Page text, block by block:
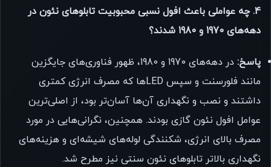
4. چه عواملی باعث افول نسبی محبوبیت تابلوهای نئون در
دهه‌های 1970 و 1980 شدند؟
پاسخ:
در دهه‌های 1970 و 1980، ظهور فناوری‌های جایگزین
مانند فلورسنت و سپس LEDها که مصرف انرژی کمتری
داشتند و نصب و نگهداری آن‌ها آسان‌تر بود، از اصلی‌ترین
عوامل افول نئون گازی بودند. همچنین، نگرانی‌هایی در مورد
مصرف بالای انرژی، شکنندگی لوله‌های شیشه‌ای و هزینه‌های
نگهداری بالاتر تابلوهای نئون سنتی نیز مطرح شد.